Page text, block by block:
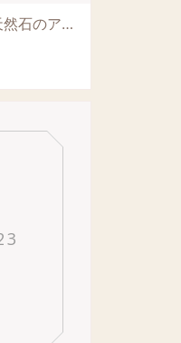
あとりえchocoさんから天然石のアロマボトルネックレスが届きました天然石ならではの素敵...